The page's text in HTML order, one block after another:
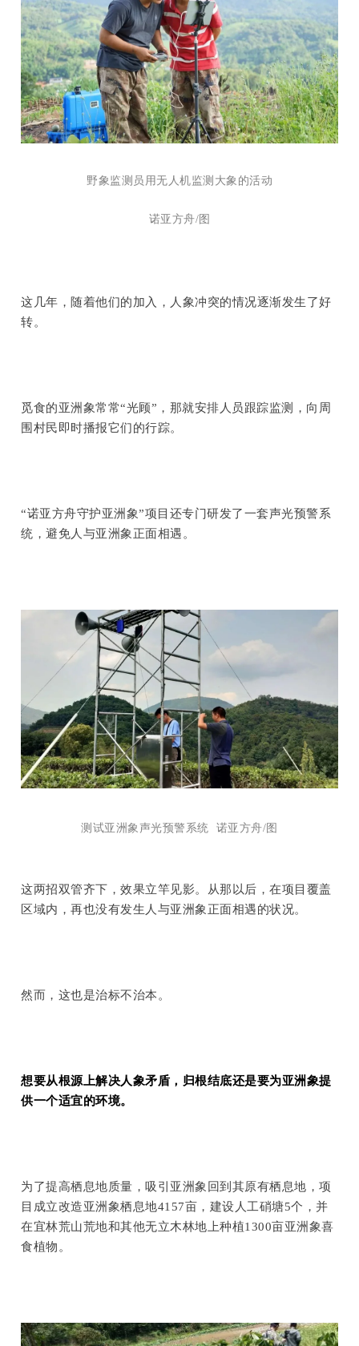
野象监测员用无人机监测大象的活动
诺亚方舟/图
这几年，随着他们的加入，人象冲突的情况逐渐发生了好
转。
觅食的亚洲象常常“光顾”，那就安排人员跟踪监测，向周
围村民即时播报它们的行踪。
“诺亚方舟守护亚洲象”项目还专门研发了一套声光预警系
统，避免人与亚洲象正面相遇。
测试亚洲象声光预警系统 诺亚方舟/图
这两招双管齐下，效果立竿见影。从那以后，在项目覆盖
区域内，再也没有发生人与亚洲象正面相遇的状况。
然而，这也是治标不治本。
想要从根源上解决人象矛盾，归根结底还是要为亚洲象提
供一个适宜的环境。
为了提高栖息地质量，吸引亚洲象回到其原有栖息地，项
目成立改造亚洲象栖息地4157亩，建设人工硝塘5个，并
在宜林荒山荒地和其他无立木林地上种植1300亩亚洲象喜
食植物。